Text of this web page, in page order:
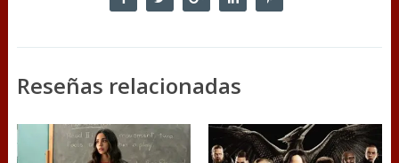
Reseñas relacionadas